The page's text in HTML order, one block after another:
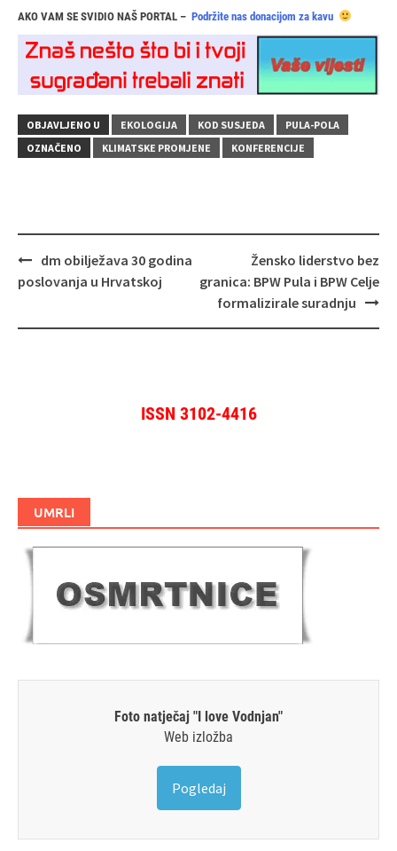
AKO VAM SE SVIDIO NAŠ PORTAL – Podržite nas donacijom za kavu
OBJAVLJENO U EKOLOGIJA KOD SUSJEDA
PULA-POLA
OZNAČENO
KLIMATSKE PROMJENE KONFERENCIJE
Navigacija
objava
dm obilježava 30 godina
poslovanja u Hrvatskoj
Žensko liderstvo bez
granica: BPW Pula i BPW Celje
formalizirale suradnju
ISSN 3102-4416
UMRLI
Foto natječaj "I love Vodnjan"
Web izložba
Pogledaj